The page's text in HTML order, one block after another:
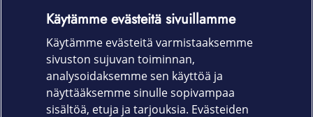
USB-kaapeli
3.5mm johto
Takuu
24 kk
Käytämme evästeitä sivuillamme
Käytämme evästeitä varmistaaksemme
sivuston sujuvan toiminnan,
analysoidaksemme sen käyttöä ja
näyttääksemme sinulle sopivampaa
sisältöä, etuja ja tarjouksia. Evästeiden